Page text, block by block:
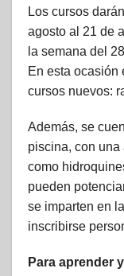
Los cursos
agosto al 21 de
la semana del
En esta ocasión
cursos nuevos:
Además, se
piscina, con
como
pueden
se imparten en
inscribirse
Para aprender